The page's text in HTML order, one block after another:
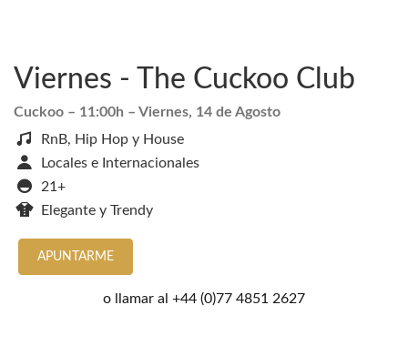
Viernes - The Cuckoo Club
Cuckoo – 11:00h – Viernes, 14 de Agosto
RnB, Hip Hop y House
Locales e Internacionales
21+
Elegante y Trendy
APUNTARME
o llamar al +44 (0)77 4851 2627